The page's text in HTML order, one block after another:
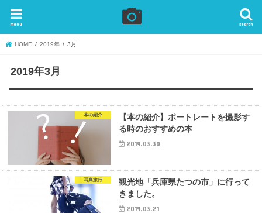
search
menu
HOME 2019年 3月
2019年3月
本の紹介
【本の紹介】ポートレートを撮影す
る時のおすすめの本
2019.03.30
写真旅行
観光地「兵庫県たつの市」に行って
きました。
2019.03.21